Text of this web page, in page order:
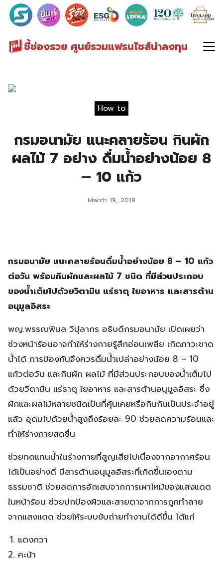
ชี้ช่องรวย ศูนย์รวมแฟรนไชส์น่าลงทุน
Search
for:
How to
กรมอนามัย แนะคลายร้อน กินผัก
ผลไม้ 7 อย่าง ดื่มน้ำอย่างน้อย 8
– 10 แก้ว
March 19, 2019
กรมอนามัย แนะคลายร้อนดื่มน้ำอย่างน้อย 8 – 10 แก้ว
ต่อวัน พร้อมกินผักและผลไม้ 7 ชนิด ที่มีส่วนประกอบ
ของน้ำเต็มไปด้วยวิตามิน แร่ธาตุ ใยอาหาร และสารต้าน
อนุมูลอิสระ
พญ.พรรณพิมล วิปุลากร อธิบดีกรมอนามัย เปิดเผยว่า
ช่วงหน้าร้อนอาจทำให้ร่างกายรู้สึกอ่อนเพลีย เกิดภาวะขาด
น้ำได้ การป้องกันจึงควรดื่มน้ำเปล่าอย่างน้อย 8 – 10
แก้วต่อวัน และกินผัก ผลไม้ ที่มีส่วนประกอบของน้ำเต็มไป
ด้วยวิตามิน แร่ธาตุ ใยอาหาร และสารต้านอนุมูลอิสระ ซึ่ง
ผักและผลไม้หลายชนิดเป็นที่คุ้นเคยหรือกินกันเป็นประจำอยู่
แล้ว อุดมไปด้วยน้ำสูงถึงร้อยละ 90 ช่วยลดความร้อนและ
ทำให้ร่างกายสดชื่น
ช่วยทดแทนน้ำในร่างกายที่สูญเสียไปเนื่องจากอากาศร้อน
ได้เป็นอย่างดี มีสารต้านอนุมูลอิสระที่เกิดขึ้นเองตาม
ธรรมชาติ ช่วยลดการอักเสบจากการเผาไหม้ของแสงแดด
ในหน้าร้อน ช่วยปกป้องผิวและสายตาจากการถูกทำลาย
จากแสงแดด ช่วยให้ระบบขับถ่ายทำงานได้ดีขึ้น ได้แก่
แตงกวา
คะน้า